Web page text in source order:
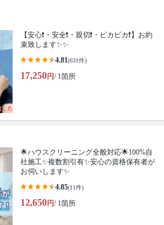
【安心❗️・安全❗️・親切❗️・ピカピカ❗️】お約
束致します✨✨
4.81(631件)
17,250円/ 1箇所
🌟ハウスクリーニング全般対応🌟100%自
社施工✨複数割引有✨安心の資格保有者が
お伺いします✨
4.85(11件)
12,650円/ 1箇所